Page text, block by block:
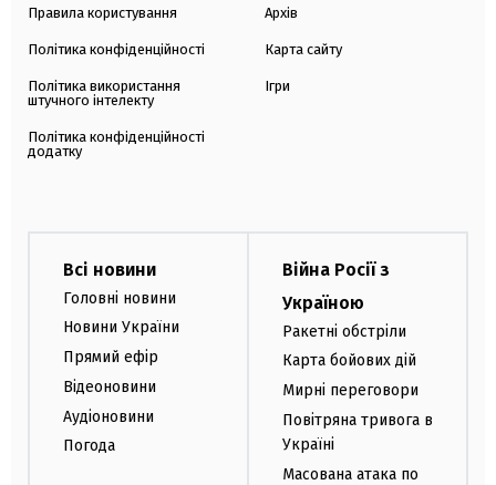
Правила користування
Політика конфіденційності
Політика використання
штучного інтелекту
Політика конфіденційності
додатку
Архів
Карта сайту
Ігри
Всі новини
Головні новини
Новини України
Прямий ефір
Відеоновини
Аудіоновини
Погода
Війна Росії з
Україною
Ракетні обстріли
Карта бойових дій
Мирні переговори
Повітряна тривога в
Україні
Масована атака по